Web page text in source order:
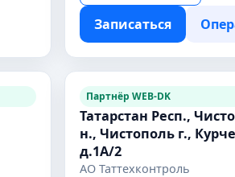
Записаться
Партнёр WEB-DK
Татарстан Респ.,
н., Чистополь г.,
д.1А/2
АО Таттехконтроль